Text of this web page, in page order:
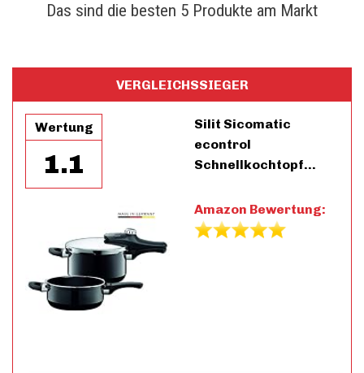
Das sind die besten 5 Produkte am Markt
VERGLEICHSSIEGER
Wertung
1.1
Silit Sicomatic
econtrol
Schnellkochtopf…
Amazon Bewertung: